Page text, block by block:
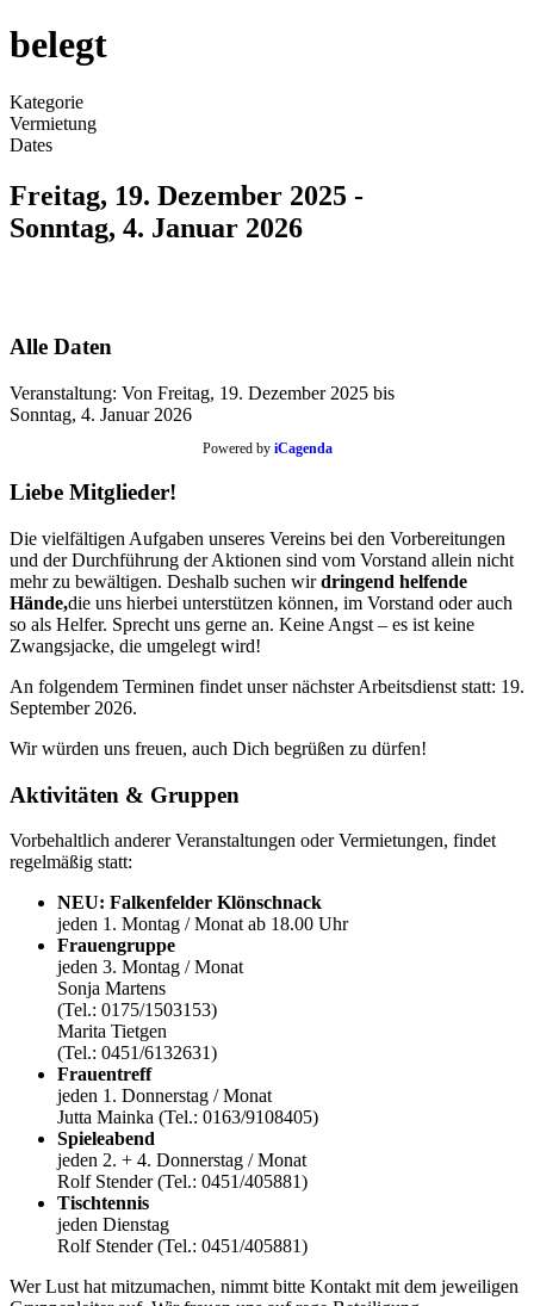
belegt
Kategorie
Vermietung
Dates
Freitag, 19. Dezember 2025 -
Sonntag, 4. Januar 2026
Alle Daten
Veranstaltung: Von Freitag, 19. Dezember 2025 bis
Sonntag, 4. Januar 2026
Powered by iCagenda
Liebe Mitglieder!
Die vielfältigen Aufgaben unseres Vereins bei den Vorbereitungen
und der Durchführung der Aktionen sind vom Vorstand allein nicht
mehr zu bewältigen. Deshalb suchen wirdringend helfende
Hände,die uns hierbei unterstützen können, im Vorstand oder auch
so als Helfer. Sprecht uns gerne an. Keine Angst – es ist keine
Zwangsjacke, die umgelegt wird!
An folgendem Terminen findet unser nächster Arbeitsdienst statt: 19.
September 2026.
Wir würden uns freuen, auch Dich begrüßen zu dürfen!
Aktivitäten & Gruppen
Vorbehaltlich anderer Veranstaltungen oder Vermietungen, findet
regelmäßig statt:
NEU: Falkenfelder Klönschnack
jeden 1. Montag / Monat ab 18.00 Uhr
Frauengruppe
jeden 3. Montag / Monat
Sonja Martens
(Tel.: 0175/1503153)
Marita Tietgen
(Tel.: 0451/6132631)
Frauentreff
jeden 1. Donnerstag / Monat
Jutta Mainka (Tel.: 0163/9108405)
Spieleabend
jeden 2. + 4. Donnerstag / Monat
Rolf Stender (Tel.: 0451/405881)
Tischtennis
jeden Dienstag
Rolf Stender (Tel.: 0451/405881)
Wer Lust hat mitzumachen, nimmt bitte Kontakt mit dem jeweiligen